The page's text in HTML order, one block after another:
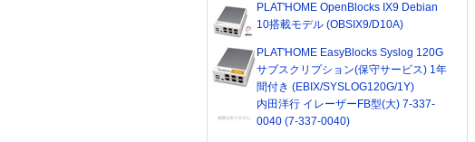
PLAT'HOME OpenBlocks IX9 Debian
10搭載モデル (OBSIX9/D10A)
PLAT'HOME EasyBlocks Syslog 120G
サブスクリプション(保守サービス) 1年
間付き (EBIX/SYSLOG120G/1Y)
内田洋行 イレーザーFB型(大) 7-337-
0040 (7-337-0040)